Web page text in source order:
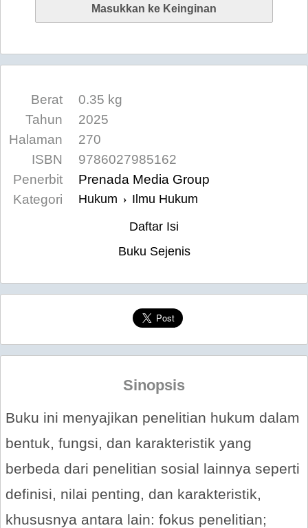
Berat
0.35 kg
Tahun
2025
Halaman
270
ISBN
9786027985162
Penerbit
Prenada Media Group
Kategori
Hukum › Ilmu Hukum
Daftar Isi
Buku Sejenis
Sinopsis
Buku ini menyajikan penelitian hukum dalam
bentuk, fungsi, dan karakteristik yang
berbeda dari penelitian sosial lainnya seperti
definisi, nilai penting, dan karakteristik,
khususnya antara lain: fokus penelitian;